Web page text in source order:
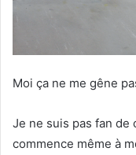
Moi ça ne me gêne
Je ne suis pas fan de
commence même à